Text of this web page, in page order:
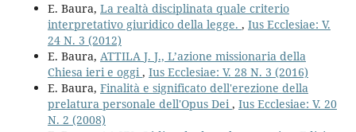
E. Baura, La realtà disciplinata quale criterio
interpretativo giuridico della legge. , Ius Ecclesiae: V.
24 N. 3 (2012)
E. Baura, ATTILA J. J., L’azione missionaria della
Chiesa ieri e oggi, Ius Ecclesiae: V. 28 N. 3 (2016)
E. Baura, Finalità e significato dell'erezione della
prelatura personale dell'Opus Dei, Ius Ecclesiae: V. 20
N. 2 (2008)